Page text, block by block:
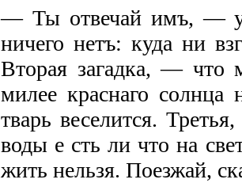
— Ты отвечай имъ, —
ничего нетъ: куда ни
Вторая загадка, — чтo
милее краснаго солнца
тварь веселится.
воды е сть ли что на
жить нельзя. Поезжай,